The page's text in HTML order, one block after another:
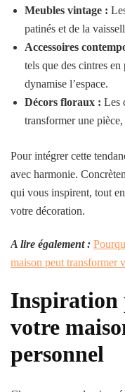
Meubles vintage :
patinés et de la
Accessoires
tels que des cintres en
dynamise l’espace.
Décors floraux : Les
transformer une
Pour intégrer cette
avec harmonie.
qui vous inspirent, tout
votre décoration.
A lire également :
maison peut transformer
Inspiration
votre
personnel